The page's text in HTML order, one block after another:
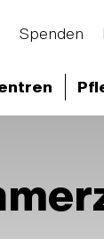
Spenden